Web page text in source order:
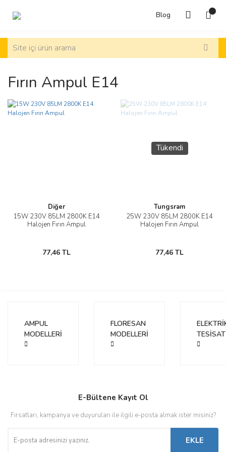
Blog
Fırın Ampul E14
Diğer
15W 230V 85LM 2800K E14
Halojen Fırın Ampul
77,46 TL
Tükendi
Tungsram
25W 230V 85LM 2800K E14
Halojen Fırın Ampul
77,46 TL
AMPUL
MODELLERİ
FLORESAN
MODELLERİ
TESİSAT
E-Bültene Kayıt Ol
Fırsatları, kampanya ve duyuruları ile ilgili e-posta almak ister misiniz?
EKLE